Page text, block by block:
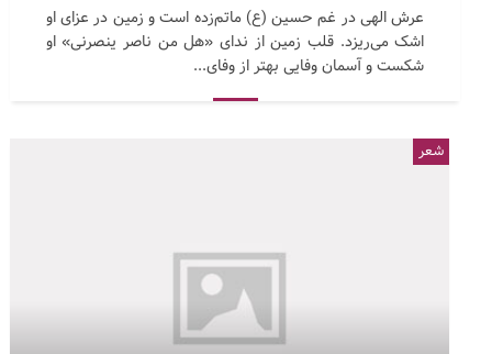
عرش الهی در غم حسین (ع) ماتم‌زده است و زمین در عزای او
اشک می‌ریزد. قلب زمین از ندای «هل من ناصر ینصرنی» او
شکست و آسمان وفایی بهتر از وفای...
شعر